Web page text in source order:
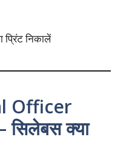
निकालें
Officer
क्या